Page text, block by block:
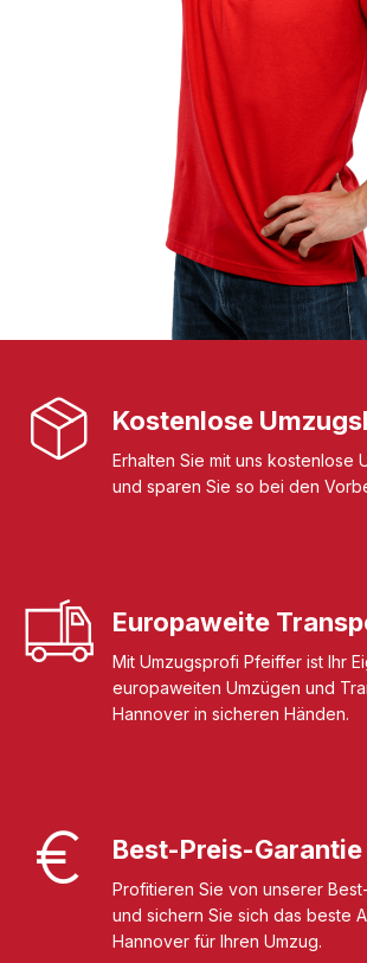
Kostenlose
Erhalten Sie mit uns kostenlose
und sparen Sie so bei den
Europaweite
Mit Umzugsprofi Pfeiffer ist Ihr
europaweiten Umzügen und
Hannover in sicheren Händen.
Best-Preis-Garantie
Profitieren Sie von unserer
und sichern Sie sich das beste
Hannover für Ihren Umzug.